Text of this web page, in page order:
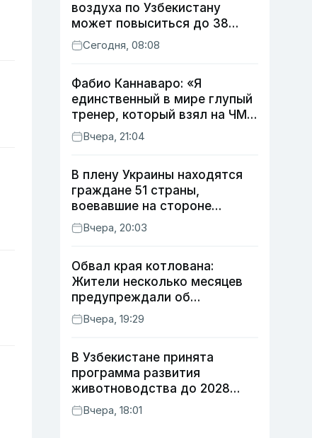
воздуха по Узбекистану
может повыситься до 38
градусов
Сегодня, 08:08
Фабио Каннаваро: «Я
единственный в мире глупый
тренер, который взял на ЧМ
футболиста с травмой»
Вчера, 21:04
В плену Украины находятся
граждане 51 страны,
воевавшие на стороне
России
Вчера, 20:03
Обвал края котлована:
Жители несколько месяцев
предупреждали об
опасности, но стройка
продолжалась
Вчера, 19:29
В Узбекистане принята
программа развития
животноводства до 2028
годаВчера, 18:01